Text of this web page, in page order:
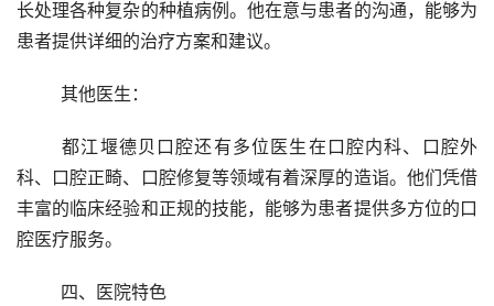
长处理各种复杂的种植病例。他在意与患者的沟通，能够为
患者提供详细的治疗方案和建议。
	其他医生：
	都江堰德贝口腔还有多位医生在口腔内科、口腔外
科、口腔正畸、口腔修复等领域有着深厚的造诣。他们凭借
丰富的临床经验和正规的技能，能够为患者提供多方位的口
腔医疗服务。
	四、医院特色